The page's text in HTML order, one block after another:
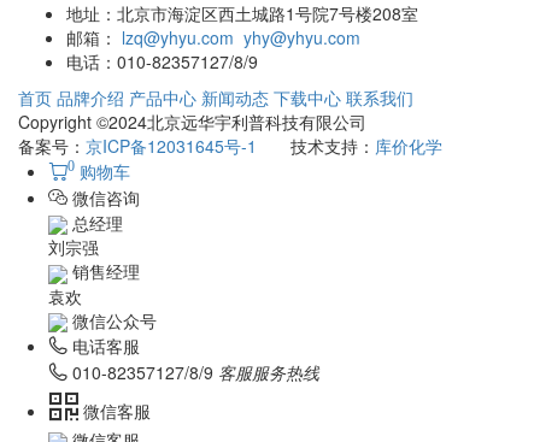
地址： 北京市海淀区西土城路1号院7号楼208室
邮箱： lzq@yhyu.com yhy@yhyu.com
电话： 010-82357127/8/9
首页 品牌介绍 产品中心 新闻动态 下载中心 联系我们
Copyright ©2024北京远华宇利普科技有限公司
备案号： 京ICP备12031645号-1 技术支持： 库价化学
0 购物车
微信咨询
总经理
刘宗强
销售经理
袁欢
微信公众号
电话客服
010-82357127/8/9 客服服务热线
微信客服